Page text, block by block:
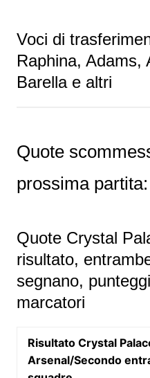
Voci di
Raphina, Adams,
Barella e altri
Quote
prossima partita:
Quote Crystal
risultato,
segnano,
marcatori
Risultato Crystal
Arsenal/Secondo